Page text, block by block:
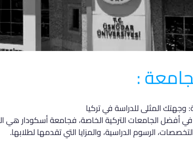
:
وجهتك المثلى للدراسة في تركيا
في أفضل الجامعات التركية الخاصة، فجامعة أسكودار
الرسوم الدراسية، والمزايا التي تقدمها لطلابها.